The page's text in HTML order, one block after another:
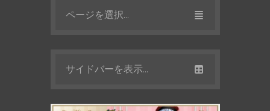
ページを選択...
サイドバーを表示...